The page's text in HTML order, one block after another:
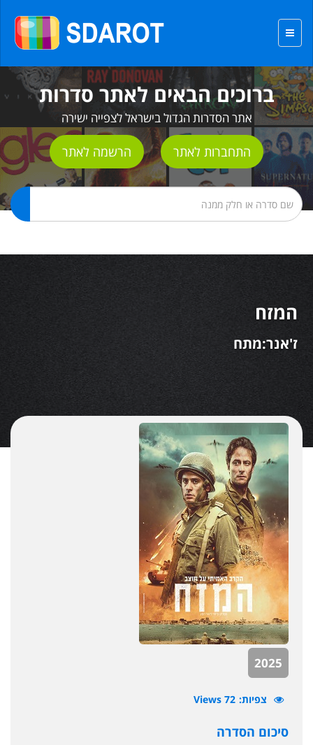
ברוכים הבאים לאתר סדרות
אתר הסדרות הגדול בישראל לצפייה ישירה
התחברות לאתר הרשמה לאתר
המזח
ז'אנר:מתח
2025
צפיות 72 Views
סיכום הסדרה